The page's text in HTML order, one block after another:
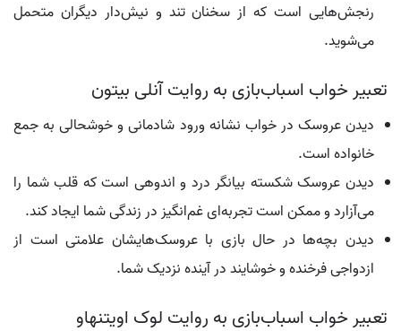
رنجش‌هایی است که از سخنان تند و نیش‌دار دیگران متحمل
می‌شوید.
تعبیر خواب اسباب‌بازی به روایت آنلی بیتون
دیدن عروسک در خواب نشانه ورود شادمانی و خوشحالی به جمع
خانواده است.
دیدن عروسک شکسته بیانگر درد و اندوهی است که قلب شما را
می‌آزارد و ممکن است تجربه‌ای غم‌انگیز در زندگی شما ایجاد کند.
دیدن بچه‌ها در حال بازی با عروسک‌هایشان علامتی است از
ازدواجی فرخنده و خوشایند در آینده نزدیک شما.
تعبیر خواب اسباب‌بازی به روایت لوک اویتنهاو